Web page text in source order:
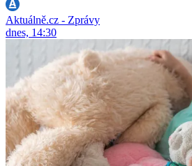
Aktuálně.cz - Zprávy
dnes, 14:30